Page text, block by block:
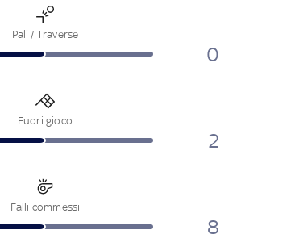
Pali / Traverse
0
Fuori gioco
2
Falli commessi
8